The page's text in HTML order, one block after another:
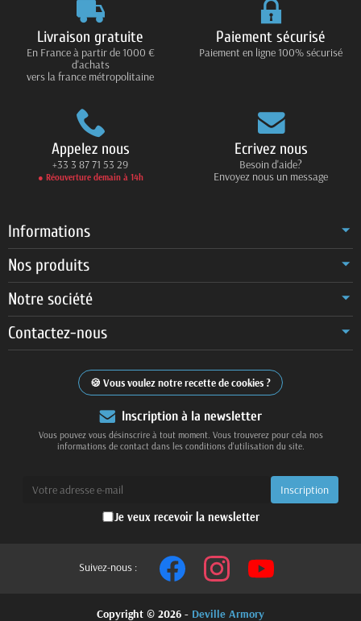
Livraison gratuite
En France à partir de 1000 €
d'achats
vers la france métropolitaine
Paiement sécurisé
Paiement en ligne 100% sécurisé
Appelez nous
+33 3 87 71 53 29
● Réouverture demain à 14h
Ecrivez nous
Besoin d'aide?
Envoyez nous un message
Informations
Nos produits
Notre société
Contactez-nous
Vous voulez notre recette de cookies ?
Inscription à la newsletter
Vous pouvez vous désinscrire à tout moment. Vous trouverez pour cela nos
informations de contact dans les conditions d'utilisation du site.
Je veux recevoir la newsletter
Suivez-nous :
Copyright © 2026 - Deville Armory